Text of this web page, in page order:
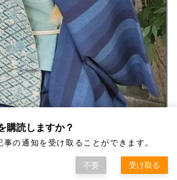
購読しますか？
事の通知を受け取ることができます。
不要 受け取る